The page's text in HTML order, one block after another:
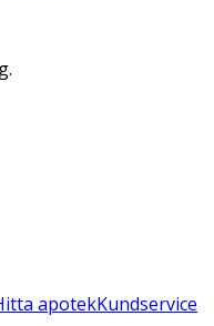
apotekKundservice